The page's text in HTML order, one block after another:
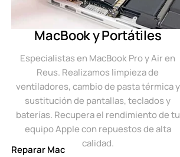
MacBook y Portátiles
Especialistas en MacBook Pro y Air en
Reus. Realizamos limpieza de
ventiladores, cambio de pasta térmica y
sustitución de pantallas, teclados y
baterías. Recupera el rendimiento de tu
equipo Apple con repuestos de alta
calidad.
Reparar Mac